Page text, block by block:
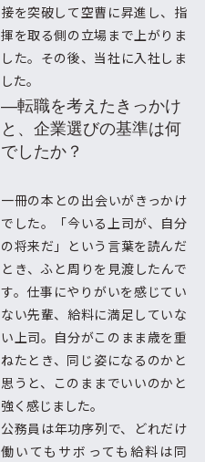
接を突破して空曹に昇進し、指
揮を取る側の立場まで上がりま
した。その後、当社に入社しま
した。
―転職を考えたきっかけ
と、企業選びの基準は何
でしたか？
一冊の本との出会いがきっかけ
でした。「今いる上司が、自分
の将来だ」という言葉を読んだ
とき、ふと周りを見渡したんで
す。仕事にやりがいを感じてい
ない先輩、給料に満足していな
い上司。自分がこのまま歳を重
ねたとき、同じ姿になるのかと
思うと、このままでいいのかと
強く感じました。
公務員は年功序列で、どれだけ
働いてもサボっても給料は同